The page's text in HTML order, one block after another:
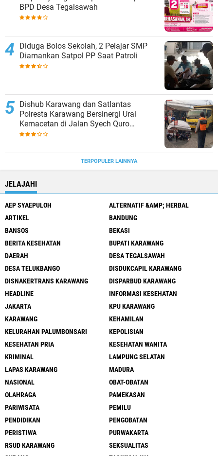
BPD Desa Tegalsawah
Diduga Bolos Sekolah, 2 Pelajar SMP
Diamankan Satpol PP Saat Patroli
Dishub Karawang dan Satlantas
Polresta Karawang Bersinergi Urai
Kemacetan di Jalan Syech Quro
Palumbonsari
TERPOPULER LAINNYA
JELAJAHI
AEP SYAEPULOH
ALTERNATIF &AMP; HERBAL
ARTIKEL
BANDUNG
BANSOS
BEKASI
BERITA KESEHATAN
BUPATI KARAWANG
DAERAH
DESA TEGALSAWAH
DESA TELUKBANGO
DISDUKCAPIL KARAWANG
DISNAKERTRANS KARAWANG
DISPARBUD KARAWANG
HEADLINE
INFORMASI KESEHATAN
JAKARTA
KPU KARAWANG
KARAWANG
KEHAMILAN
KELURAHAN PALUMBONSARI
KEPOLISIAN
KESEHATAN PRIA
KESEHATAN WANITA
KRIMINAL
LAMPUNG SELATAN
LAPAS KARAWANG
MADURA
NASIONAL
OBAT-OBATAN
OLAHRAGA
PAMEKASAN
PARIWISATA
PEMILU
PENDIDIKAN
PENGOBATAN
PERISTIWA
PURWAKARTA
RSUD KARAWANG
SEKSUALITAS